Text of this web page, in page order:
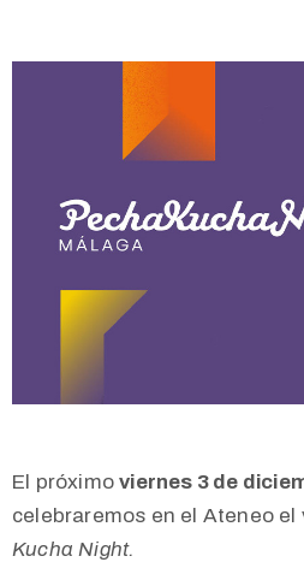
El próximoviernes 3 de
celebraremos en el Ateneo el
Kucha Night.